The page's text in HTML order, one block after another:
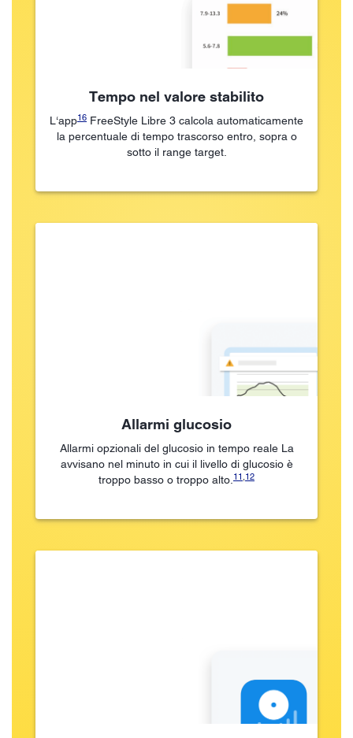
Tempo nel valore stabilito
L‘app16 FreeStyle Libre 3 calcola automaticamente
la percentuale di tempo trascorso entro, sopra o
sotto il range target.
Allarmi glucosio
Allarmi opzionali del glucosio in tempo reale La
avvisano nel minuto in cui il livello di glucosio è
troppo basso o troppo alto. 11 ,12